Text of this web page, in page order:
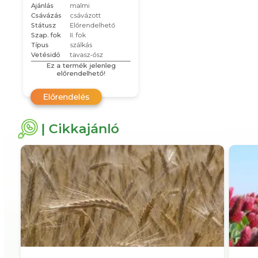
Ajánlás
malmi
Csávázás
csávázott
Státusz
Előrendelhető
Szap. fok
II. fok
Típus
szálkás
Vetésidő
tavasz-ősz
Ez a termék jelenleg
előrendelhető!
Előrendelés
| Cikkajánló